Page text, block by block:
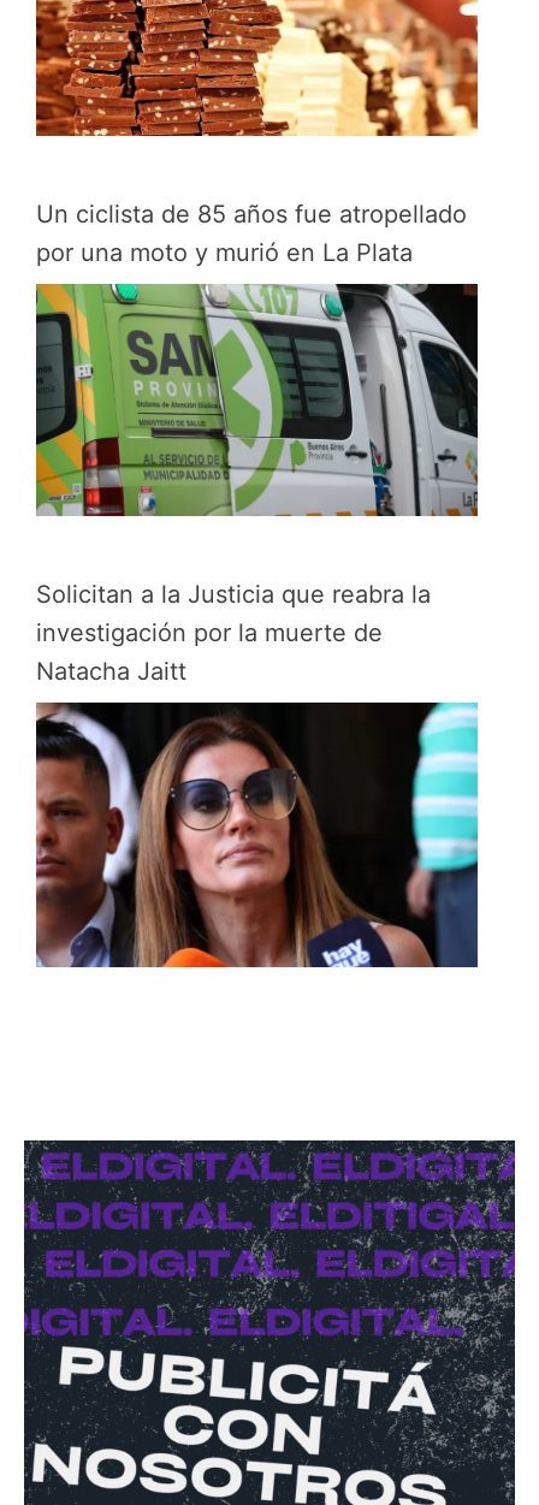
Un ciclista de 85 años fue atropellado
por una moto y murió en La Plata
Solicitan a la Justicia que reabra la
investigación por la muerte de
Natacha Jaitt